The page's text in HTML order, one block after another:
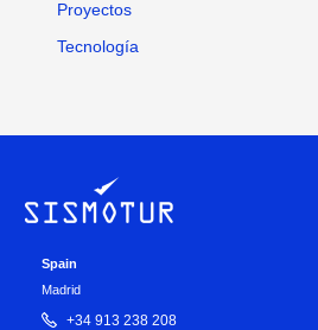
Proyectos
Tecnología
Spain
Madrid
+34 913 238 208